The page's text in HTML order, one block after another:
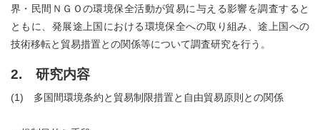
界・民間ＮＧＯの環境保全活動が貿易に与える影響を調査すると
ともに、発展途上国における環境保全への取り組み、途上国への
技術移転と貿易措置との関係等について調査研究を行う。
2. 研究内容
(1) 多国間環境条約と貿易制限措置と自由貿易原則との関係